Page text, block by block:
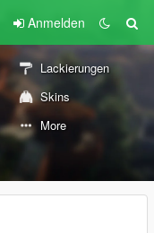
Anmelden
Lackierungen
Skins
More